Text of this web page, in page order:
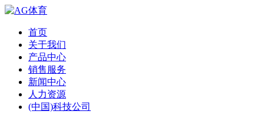
首页
关于我们
产品中心
销售服务
新闻中心
人力资源
(中国)科技公司